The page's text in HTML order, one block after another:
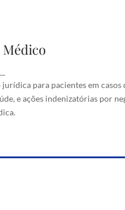
para pacientes em casos
e ações indenizatórias por
Direito Médico
médico, direito à saúde, e ações
por negligência ou má prática